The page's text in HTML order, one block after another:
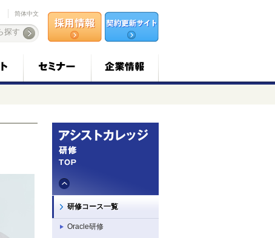
简体中文
研修コース一覧
Oracle研修